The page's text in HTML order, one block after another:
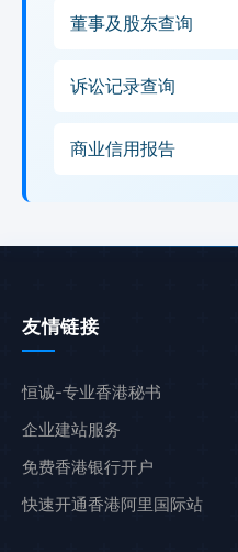
董事及股东查询
诉讼记录查询
商业信用报告
友情链接
恒诚-专业香港秘书
企业建站服务
免费香港银行开户
快速开通香港阿里国际站